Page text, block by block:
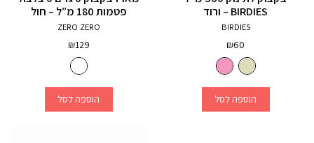
BIRDIES – ורוד
BIRDIES
₪60
הוספה לסל
פטמות 180 מ”ל – חול
ZERO ZERO
₪129
הוספה לסל